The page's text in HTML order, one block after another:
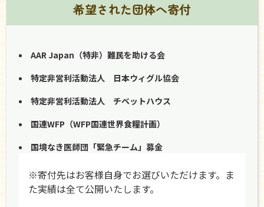
希望された団体へ寄付
AAR Japan（特非）難民を助ける会
特定非営利活動法人 日本ウィグル協会
特定非営利活動法人 チベットハウス
国連WFP（WFP国連世界食糧計画）
国境なき医師団「緊急チーム」募金
※寄付先はお客様自身でお選びいただけます。ま
た実績は全て公開いたします。